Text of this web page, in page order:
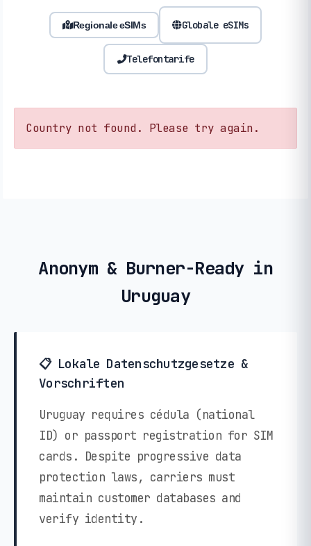
Regionale eSIMs Globale eSIMs
Telefontarife
Country not found. Please try again.
Anonym & Burner-Ready in
Uruguay
📋 Lokale Datenschutzgesetze &
Vorschriften
Uruguay requires cédula (national
ID) or passport registration for SIM
cards. Despite progressive data
protection laws, carriers must
maintain customer databases and
verify identity.